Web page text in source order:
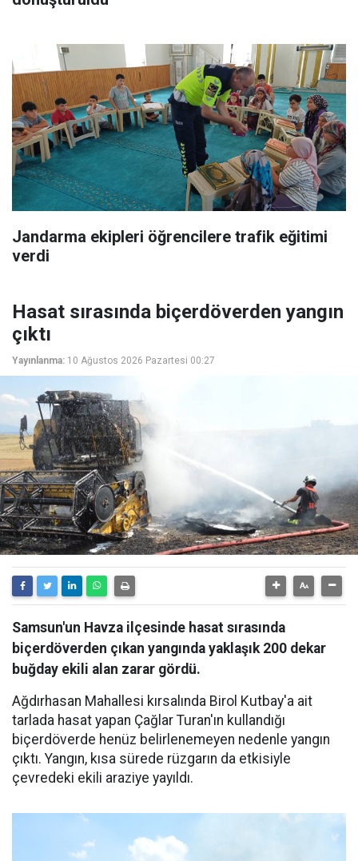
Jandarma ekipleri öğrencilere trafik eğitimi
verdi
Hasat sırasında biçerdöverden yangın
çıktı
Yayınlanma: 10 Ağustos 2026 Pazartesi 00:27
Samsun'un Havza ilçesinde hasat sırasında
biçerdöverden çıkan yangında yaklaşık 200 dekar
buğday ekili alan zarar gördü.
Ağdırhasan Mahallesi kırsalında Birol Kutbay'a ait
tarlada hasat yapan Çağlar Turan'ın kullandığı
biçerdöverde henüz belirlenemeyen nedenle yangın
çıktı. Yangın, kısa sürede rüzgarın da etkisiyle
çevredeki ekili araziye yayıldı.